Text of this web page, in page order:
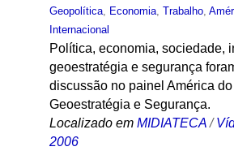
Geopolítica, Economia, Trabalho,
Internacional
Política, economia, sociedade,
geoestratégia e segurança
discussão no painel América
Geoestratégia e Segurança.
Localizado em MIDIATECA /
2006